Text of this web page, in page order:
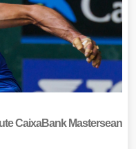
CaixaBank Mastersean